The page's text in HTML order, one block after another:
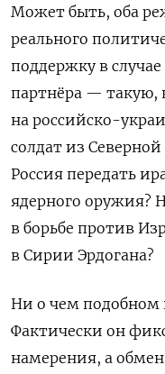
Может быть, оба
реального
поддержку в
партнёра — такую,
на российско-
солдат из
Россия передать
ядерного оружия?
в борьбе против
в Сирии Эрдогана?
Ни о чем подобном
Фактически он
намерения, а